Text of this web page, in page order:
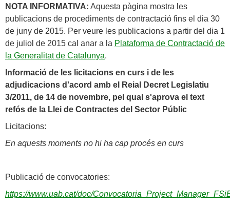
NOTA INFORMATIVA: Aquesta pàgina mostra les
publicacions de procediments de contractació fins el dia 30
de juny de 2015. Per veure les publicacions a partir del dia 1
de juliol de 2015 cal anar a la Plataforma de Contractació de
la Generalitat de Catalunya.
Informació de les licitacions en curs i de les
adjudicacions d'acord amb el Reial Decret Legislatiu
3/2011, de 14 de novembre, pel qual s'aprova el text
refós de la Llei de Contractes del Sector Públic
Licitacions:
En aquests moments no hi ha cap procés en curs
Publicació de convocatories:
https://www.uab.cat/doc/